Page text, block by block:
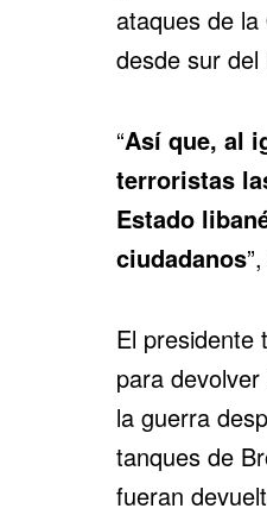
ataques de
desde sur
“Así que, al
terroristas
Estado
ciudadanos
El presidente
para
la guerra
tanques de
fueran